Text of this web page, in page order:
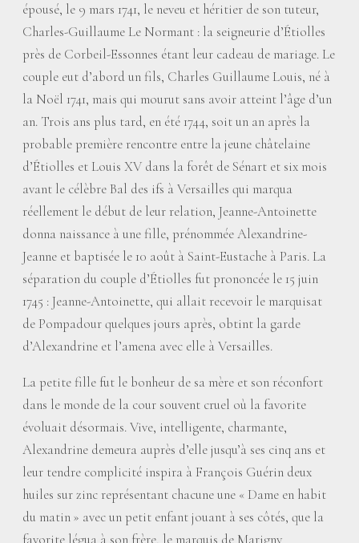
épousé, le 9 mars 1741, le neveu et héritier de son tuteur,
Charles-Guillaume Le Normant : la seigneurie d’Étiolles
près de Corbeil-Essonnes étant leur cadeau de mariage. Le
couple eut d’abord un fils, Charles Guillaume Louis, né à
la Noël 1741, mais qui mourut sans avoir atteint l’âge d’un
an. Trois ans plus tard, en été 1744, soit un an après la
probable première rencontre entre la jeune châtelaine
d’Étiolles et Louis XV dans la forêt de Sénart et six mois
avant le célèbre Bal des ifs à Versailles qui marqua
réellement le début de leur relation, Jeanne-Antoinette
donna naissance à une fille, prénommée Alexandrine-
Jeanne et baptisée le 10 août à Saint-Eustache à Paris. La
séparation du couple d’Étiolles fut prononcée le 15 juin
1745 : Jeanne-Antoinette, qui allait recevoir le marquisat
de Pompadour quelques jours après, obtint la garde
d’Alexandrine et l’amena avec elle à Versailles.
La petite fille fut le bonheur de sa mère et son réconfort
dans le monde de la cour souvent cruel où la favorite
évoluait désormais. Vive, intelligente, charmante,
Alexandrine demeura auprès d’elle jusqu’à ses cinq ans et
leur tendre complicité inspira à François Guérin deux
huiles sur zinc représentant chacune une « Dame en habit
du matin» avec un petit enfant jouant à ses côtés, que la
favorite légua à son frère, le marquis de Marigny